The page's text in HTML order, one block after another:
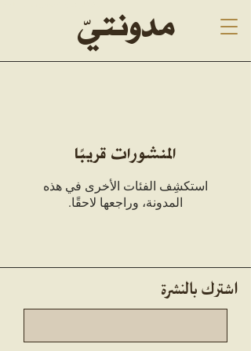
مدونتيّ
المنشورات قريبًا
استكشِف الفئات الأخرى في هذه
المدونة، وراجعها لاحقًا.
اشترك بالنشرة